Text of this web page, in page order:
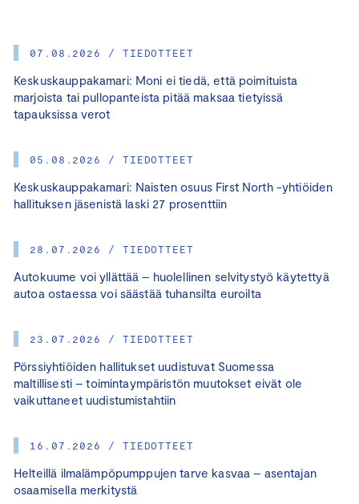
07.08.2026 / TIEDOTTEET
Keskuskauppakamari: Moni ei tiedä, että poimituista
marjoista tai pullopanteista pitää maksaa tietyissä
tapauksissa verot
05.08.2026 / TIEDOTTEET
Keskuskauppakamari: Naisten osuus First North -yhtiöiden
hallituksen jäsenistä laski 27 prosenttiin
28.07.2026 / TIEDOTTEET
Autokuume voi yllättää – huolellinen selvitystyö käytettyä
autoa ostaessa voi säästää tuhansilta euroilta
23.07.2026 / TIEDOTTEET
Pörssiyhtiöiden hallitukset uudistuvat Suomessa
maltillisesti – toimintaympäristön muutokset eivät ole
vaikuttaneet uudistumistahtiin
16.07.2026 / TIEDOTTEET
Helteillä ilmalämpöpumppujen tarve kasvaa – asentajan
osaamisella merkitystä